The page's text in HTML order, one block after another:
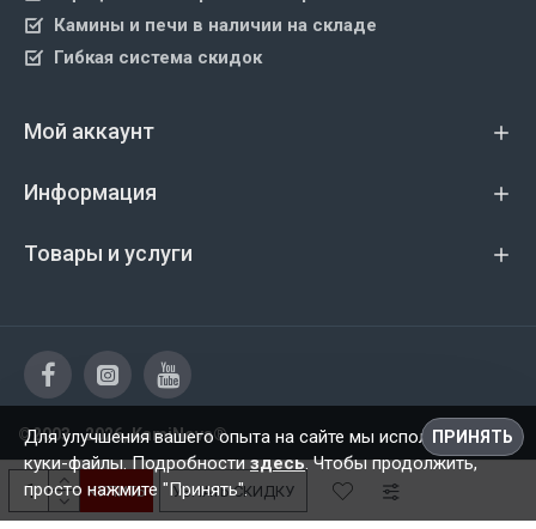
КУПИТЬ УЗНАТЬ СКИДКУ
Камины и печи в наличии на складе
Гибкая система скидок
Мой аккаунт
Информация
Товары и услуги
©2003 - 2026, KamiNova® ПРИНЯТЬ
Для улучшения вашего опыта на сайте мы используем
куки-файлы. Подробностиздесь. Чтобы продолжить,
просто нажмите "Принять".